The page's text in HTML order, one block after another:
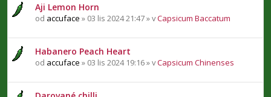
Aji Lemon Horn
od accuface » 03 lis 2024 21:47 » vCapsicum Baccatum
Habanero Peach Heart
od accuface » 03 lis 2024 19:16 » vCapsicum Chinenses